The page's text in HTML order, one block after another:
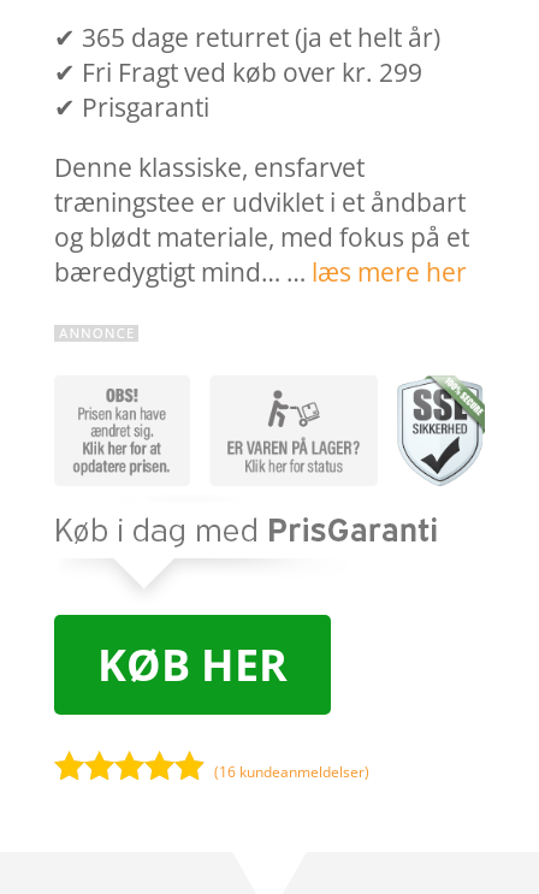
✔ 365 dage returret (ja et helt år)
✔ Fri Fragt ved køb over kr. 299
✔ Prisgaranti
Denne klassiske, ensfarvet
træningstee er udviklet i et åndbart
og blødt materiale, med fokus på et
bæredygtigt mind… … læs mere her
KØB HER
(16 kundeanmeldelser)